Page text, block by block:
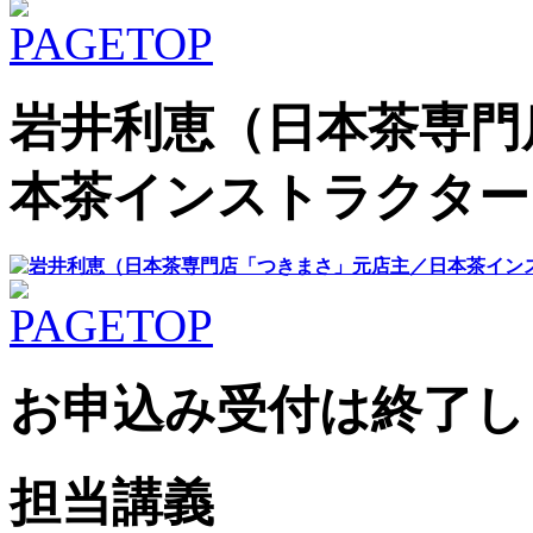
岩井利恵（日本茶専
本茶インストラクタ
お申込み受付は終了
担当講義